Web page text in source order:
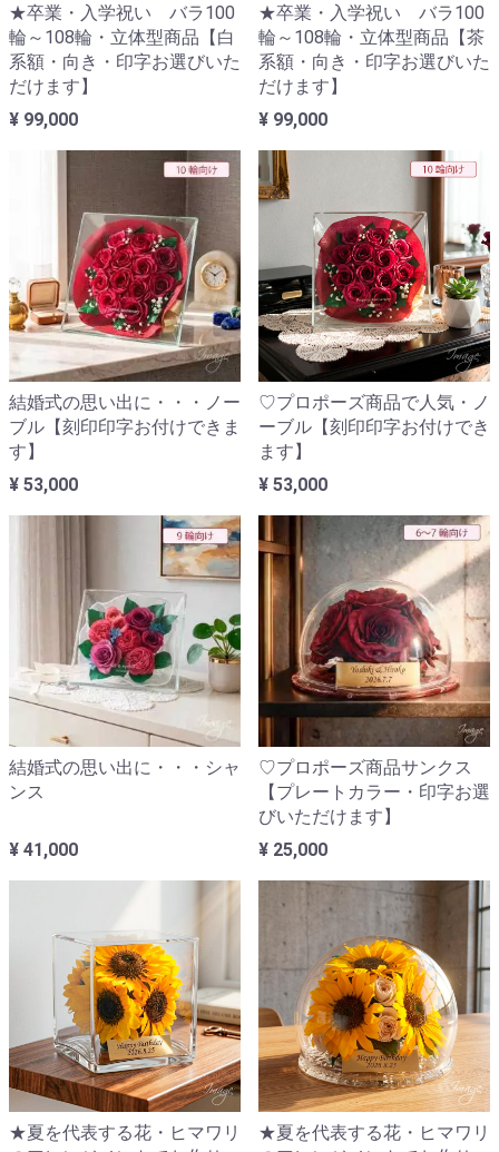
★卒業・入学祝い バラ100
輪～108輪・立体型商品【白
系額・向き・印字お選びいた
だけます】
¥ 99,000
★卒業・入学祝い バラ100
輪～108輪・立体型商品【茶
系額・向き・印字お選びいた
だけます】
¥ 99,000
結婚式の思い出に・・・ノー
ブル【刻印印字お付けできま
す】
¥ 53,000
♡プロポーズ商品で人気・ノ
ーブル【刻印印字お付けでき
ます】
¥ 53,000
結婚式の思い出に・・・シャ
ンス
¥ 41,000
♡プロポーズ商品サンクス
【プレートカラー・印字お選
びいただけます】
¥ 25,000
★夏を代表する花・ヒマワリ
★夏を代表する花・ヒマワリ